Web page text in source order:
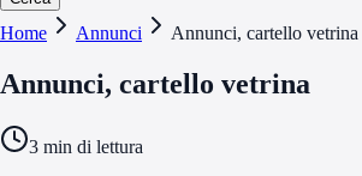
Home Annunci Annunci, cartello vetrina
Annunci, cartello vetrina
3 min di lettura